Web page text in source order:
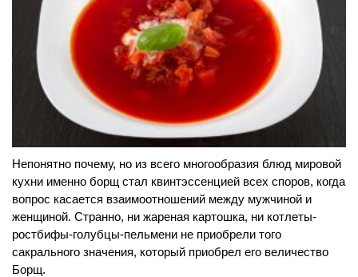
Непонятно почему, но из всего многообразия блюд мировой
кухни именно борщ стал квинтэссенцией всех споров, когда
вопрос касается взаимоотношений между мужчиной и
женщиной. Странно, ни жареная картошка, ни котлеты-
ростбифы-голубцы-пельмени не приобрели того
сакрального значения, который приобрел его величество
Борщ.